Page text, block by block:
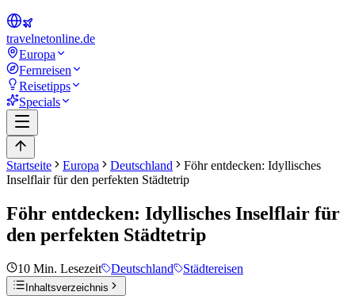
travelnetonline.de
Europa
Fernreisen
Reisetipps
Specials
Startseite Europa Deutschland
Föhr entdecken: Idyllisches
Inselflair für den perfekten Städtetrip
Föhr entdecken: Idyllisches Inselflair für
den perfekten Städtetrip
10 Min. Lesezeit Deutschland Städtereisen
Inhaltsverzeichnis